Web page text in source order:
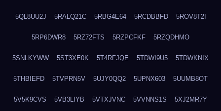
5QL8UU2J 5RALQ21C 5RBG4E64 5RCDBBFD 5ROV8T2I
5RP6DWR8 5RZ72FTS 5RZPCFKF 5RZQDHMO
5SNLKYWW 5ST3XE0K 5T4RFJQE 5TDWI9U5 5TDWKNIX
5THBIEFD 5TVPRN5V 5UJY0QQ2 5UPNX603 5UUMB8OT
5V5K9CVS 5VB3LIYB 5VTXJVNC 5VVNNS1S 5XJ2MR7Y